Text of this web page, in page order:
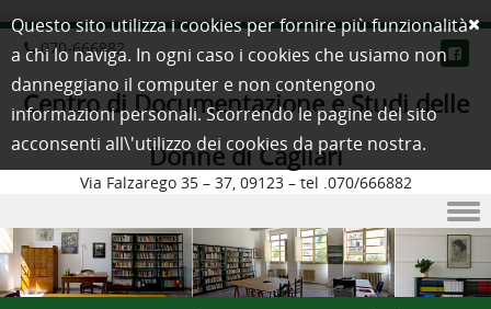
070-666882
Centro di Documentazione e Studi delle
Donne di Cagliari
Via Falzarego 35 – 37, 09123 – tel .070/666882
Skip to content
Questo sito utilizza i cookies per fornire più funzionalità
a chi lo naviga. In ogni caso i cookies che usiamo non
danneggiano il computer e non contengono
informazioni personali. Scorrendo le pagine del sito
acconsenti all\'utilizzo dei cookies da parte nostra.